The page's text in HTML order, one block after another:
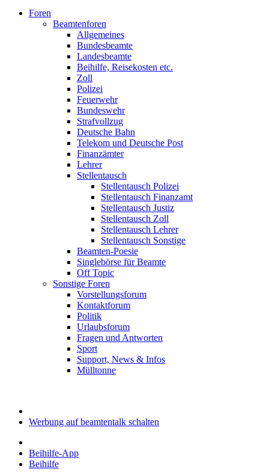
Foren
Beamtenforen
Allgemeines
Bundesbeamte
Landesbeamte
Beihilfe, Reisekosten etc.
Zoll
Polizei
Feuerwehr
Bundeswehr
Strafvollzug
Deutsche Bahn
Telekom und Deutsche Post
Finanzämter
Lehrer
Stellentausch
Stellentausch Polizei
Stellentausch Finanzamt
Stellentausch Justiz
Stellentausch Zoll
Stellentausch Lehrer
Stellentausch Sonstige
Beamten-Poesie
Singlebörse für Beamte
Off Topic
Sonstige Foren
Vorstellungsforum
Kontaktforum
Politik
Urlaubsforum
Fragen und Antworten
Sport
Support, News & Infos
Mülltonne
Werbung auf beamtentalk schalten
Beihilfe-App
Beihilfe